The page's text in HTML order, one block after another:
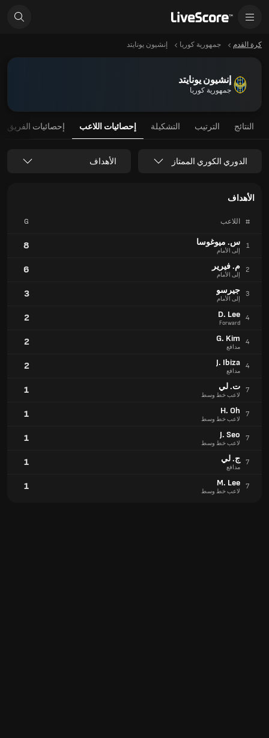
كرة القدم جمهورية كوريا إنشيون يونايتد
إنشيون يونايتد
جمهورية كوريا
النتائج الترتيب التشكيلة إحصائيات اللاعب إحصائيات الفريق
الدوري الكوري الممتاز الأهداف
الأهداف
# اللاعب G
1 س. ميوغوسا
إلى الأمام 8
2 م. فيرير
إلى الأمام 6
3 جيرسو
إلى الأمام 3
4
D. Lee
Forward
2
4
G. Kim
مدافع 2
4
J. Ibiza
مدافع 2
7 ت. لي
لاعب خط وسط 1
7
H. Oh
لاعب خط وسط 1
7
J. Seo
لاعب خط وسط 1
7 ج. لي
مدافع 1
7
M. Lee
لاعب خط وسط 1